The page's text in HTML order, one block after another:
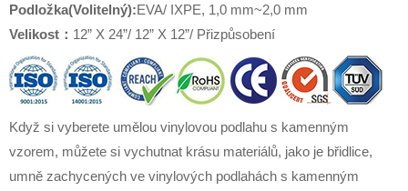
Podložka(Volitelný):EVA/ IXPE, 1,0 mm~2,0 mm
Velikost ： 12” X 24”/ 12” X 12”/ Přizpůsobení
Když si vyberete umělou vinylovou podlahu s kamenným
vzorem, můžete si vychutnat krásu materiálů, jako je břidlice,
umně zachycených ve vinylových podlahách s kamenným